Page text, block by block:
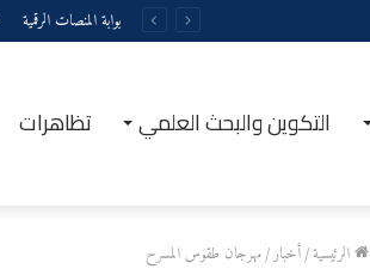
بوابة المنصات الرقمية
التكوين والبحث العلمي تظاهرات
الرئيسية/أخبار/مهرجان طقوس المسرح